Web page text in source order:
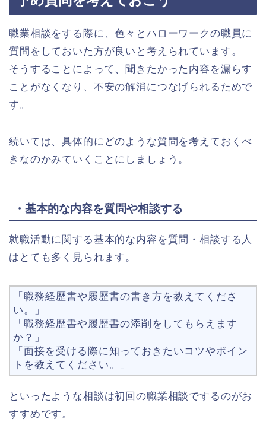
職業相談をする際に、色々とハローワークの職員に
質問をしておいた方が良いと考えられています。
そうすることによって、聞きたかった内容を漏らす
ことがなくなり、不安の解消につなげられるためで
す。
続いては、具体的にどのような質問を考えておくべ
きなのかみていくことにしましょう。
・基本的な内容を質問や相談する
就職活動に関する基本的な内容を質問・相談する人
はとても多く見られます。
「職務経歴書や履歴書の書き方を教えてくださ
い。」
「職務経歴書や履歴書の添削をしてもらえます
か？」
「面接を受ける際に知っておきたいコツやポイン
トを教えてください。」
といったような相談は初回の職業相談でするのがお
すすめです。